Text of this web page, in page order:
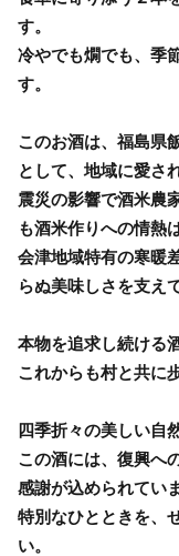
す。
冷やでも燗でも、季
す。
このお酒は、福島県
として、地域に愛さ
震災の影響で酒米農
も酒米作りへの情熱
会津地域特有の寒暖
らぬ美味しさを支え
本物を追求し続ける
これからも村と共に
四季折々の美しい自
この酒には、復興へ
感謝が込められてい
特別なひとときを、
い。